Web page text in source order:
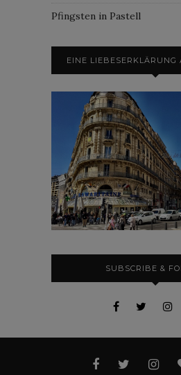
Pfingsten in Pastell
EINE LIEBESERKLÄRUNG
SUBSCRIBE &